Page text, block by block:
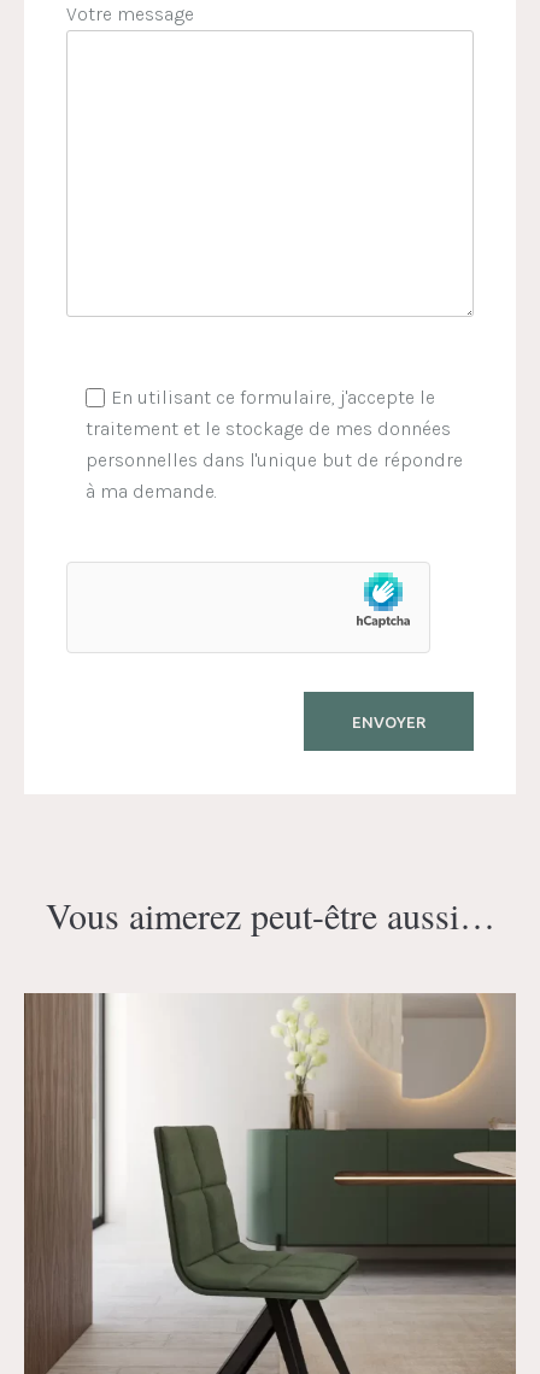
Votre message
En utilisant ce formulaire, j'accepte le
traitement et le stockage de mes données
personnelles dans l'unique but de répondre
à ma demande.
Vous aimerez peut-être aussi…